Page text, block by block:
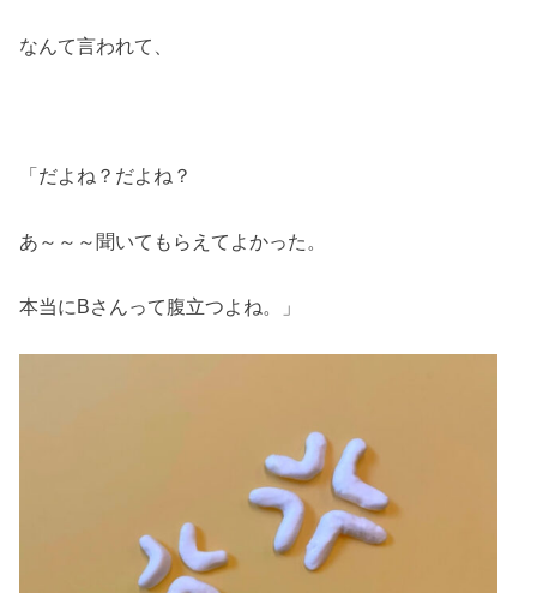
なんて言われて、
「だよね？だよね？
あ～～～聞いてもらえてよかった。
本当にBさんって腹立つよね。」